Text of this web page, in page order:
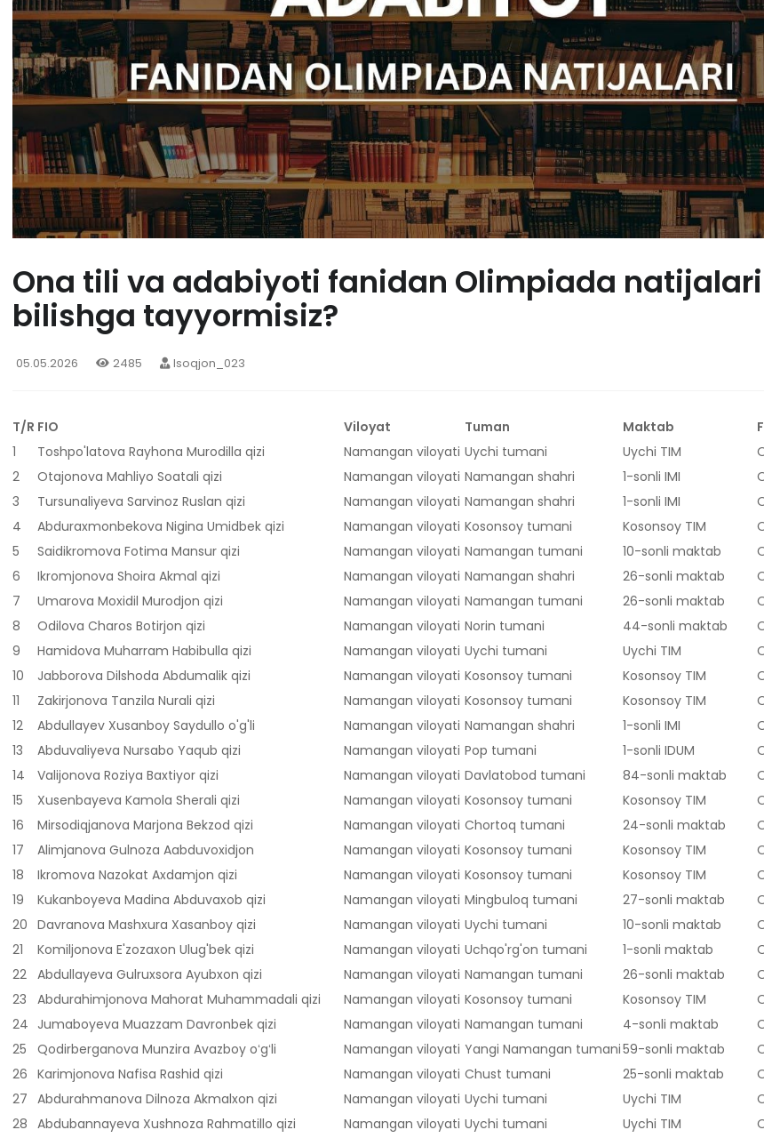
Ona tili va adabiyoti fanidan Olimpiada
bilishga tayyormisiz?
05.05.2026 2485 Isoqjon_023
T/R FIO Viloyat Tuman Maktab
1
Toshpo'latova Rayhona Murodilla qizi Namangan viloyati Uychi tumani Uychi TIM
2
Otajonova Mahliyo Soatali qizi Namangan viloyati Namangan shahri 1-sonli IMI
3
Tursunaliyeva Sarvinoz Ruslan qizi Namangan viloyati Namangan shahri 1-sonli IMI
4
Abduraxmonbekova Nigina Umidbek qizi Namangan viloyati Kosonsoy tumani Kosonsoy TIM
5
Saidikromova Fotima Mansur qizi Namangan viloyati Namangan tumani 10-sonli maktab
6
Ikromjonova Shoira Akmal qizi Namangan viloyati Namangan shahri 26-sonli maktab
7
Umarova Moxidil Murodjon qizi Namangan viloyati Namangan tumani 26-sonli maktab
8
Odilova Charos Botirjon qizi Namangan viloyati Norin tumani 44-sonli maktab
9
Hamidova Muharram Habibulla qizi Namangan viloyati Uychi tumani Uychi TIM
10
Jabborova Dilshoda Abdumalik qizi Namangan viloyati Kosonsoy tumani Kosonsoy TIM
11
Zakirjonova Tanzila Nurali qizi Namangan viloyati Kosonsoy tumani Kosonsoy TIM
12
Abdullayev Xusanboy Saydullo o'g'li Namangan viloyati Namangan shahri 1-sonli IMI
13
Abduvaliyeva Nursabo Yaqub qizi Namangan viloyati Pop tumani 1-sonli IDUM
14
Valijonova Roziya Baxtiyor qizi Namangan viloyati Davlatobod tumani 84-sonli maktab
15
Xusenbayeva Kamola Sherali qizi Namangan viloyati Kosonsoy tumani Kosonsoy TIM
16
Mirsodiqjanova Marjona Bekzod qizi Namangan viloyati Chortoq tumani 24-sonli maktab
17
Alimjanova Gulnoza Aabduvoxidjon Namangan viloyati Kosonsoy tumani Kosonsoy TIM
18
Ikromova Nazokat Axdamjon qizi Namangan viloyati Kosonsoy tumani Kosonsoy TIM
19
Kukanboyeva Madina Abduvaxob qizi Namangan viloyati Mingbuloq tumani 27-sonli maktab
20 Davranova Mashxura Xasanboy qizi Namangan viloyati Uychi tumani 10-sonli maktab
21
Komiljonova E'zozaxon Ulug'bek qizi Namangan viloyati Uchqo'rg'on tumani 1-sonli maktab
22 Abdullayeva Gulruxsora Ayubxon qizi Namangan viloyati Namangan tumani 26-sonli maktab
23
Abdurahimjonova Mahorat Muhammadali qizi Namangan viloyati Kosonsoy tumani Kosonsoy TIM
24 Jumaboyeva Muazzam Davronbek qizi Namangan viloyati Namangan tumani 4-sonli maktab
25
Qodirberganova Munzira Avazboy oʻgʻli Namangan viloyati Yangi Namangan tumani59-sonli maktab
26 Karimjonova Nafisa Rashid qizi Namangan viloyati Chust tumani 25-sonli maktab
27 Abdurahmanova Dilnoza Akmalxon qizi Namangan viloyati Uychi tumani Uychi TIM
28 Abdubannayeva Xushnoza Rahmatillo qizi Namangan viloyati Uychi tumani Uychi TIM